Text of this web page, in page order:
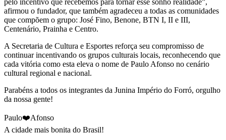
pelo incentivo que recebemos para tornar esse sonho realidade”,
afirmou o fundador, que também agradeceu a todas as comunidades
que compõem o grupo: José Fino, Benone, BTN I, II e III,
Centenário, Prainha e Centro.
A Secretaria de Cultura e Esportes reforça seu compromisso de
continuar incentivando os grupos culturais locais, reconhecendo que
cada vitória como esta eleva o nome de Paulo Afonso no cenário
cultural regional e nacional.
Parabéns a todos os integrantes da Junina Império do Forró, orgulho
da nossa gente!
Paulo❤️Afonso
A cidade mais bonita do Brasil!